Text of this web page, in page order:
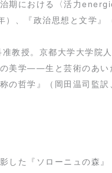
期における〈活力
、『政治思想と文学』
教授。京都大学大学院
美学――生と芸術のあい
哲学』（岡田温司監訳
した『ソローニュの森